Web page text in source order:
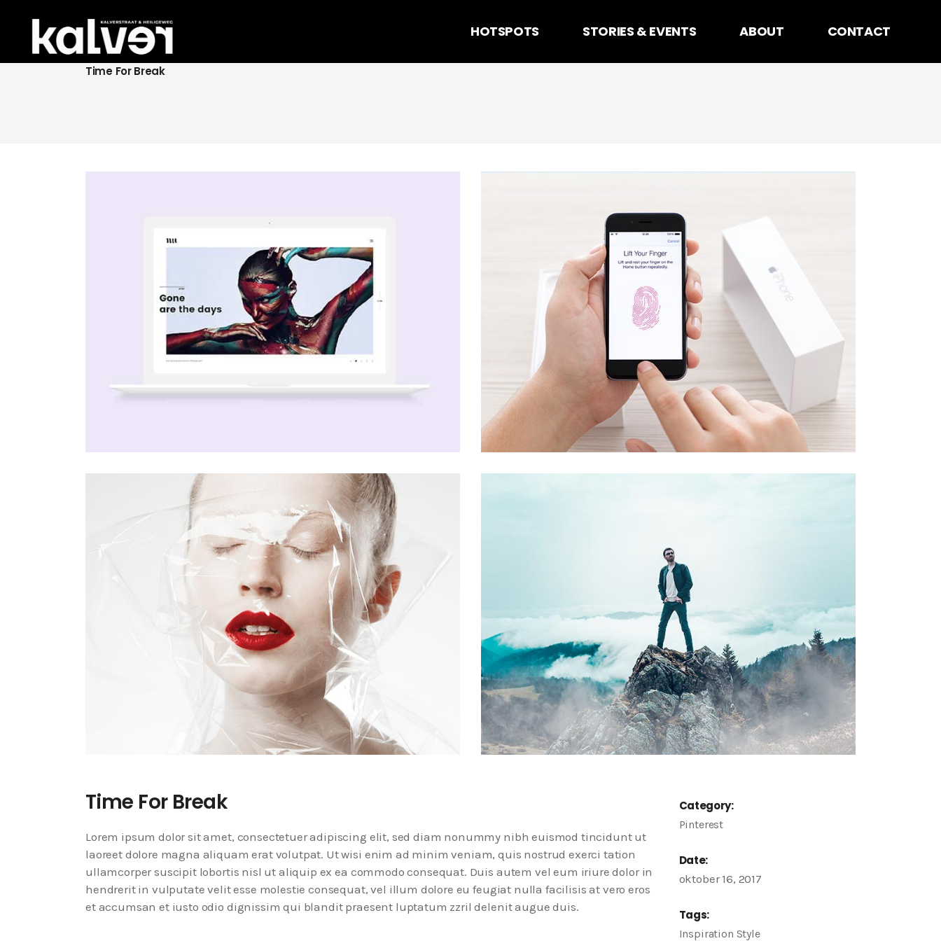
HOTSPOTS STORIES & EVENTS ABOUT CONTACT
Time For Break
Time For Break
Lorem ipsum dolor sit amet, consectetuer adipiscing elit, sed diam nonummy nibh euismod tincidunt ut
laoreet dolore magna aliquam erat volutpat. Ut wisi enim ad minim veniam, quis nostrud exerci tation
ullamcorper suscipit lobortis nisl ut aliquip ex ea commodo consequat. Duis autem vel eum iriure dolor in
hendrerit in vulputate velit esse molestie consequat, vel illum dolore eu feugiat nulla facilisis at vero eros
et accumsan et iusto odio dignissim qui blandit praesent luptatum zzril delenit augue duis.
Category:
Pinterest
Date:
oktober 16, 2017
Tags:
Inspiration Style